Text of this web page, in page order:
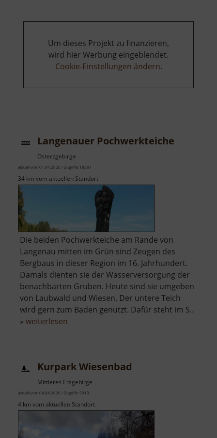
Um dieses Projekt zu finanzieren,
wird hier Werbung eingeblendet.
Cookie-Einstellungen ändern.
Langenauer Pochwerkteiche
Osterzgebirge
aktuell vom 01.04.2026 / Zugriffe: 18387
34 km vom aktuellen Standort
Die beiden Pochwerkteiche am Rande von
Langenau mitten im Grün sind Zeugen des
Bergbaus in dieser Region im 16. Jahrhundert.
Damals dienten sie der Wasserversorgung der
benachbarten Gruben. Heute sind sie umgeben
von Laubwald und Wiesen. Der untere Teich
wird gern zum Baden genutzt. Dafür steht im S..
» weiterlesen
Kurpark Wiesenbad
Mittleres Erzgebirge
aktuell vom 04.04.2026 / Zugriffe: 5913
4 km vom aktuellen Standort